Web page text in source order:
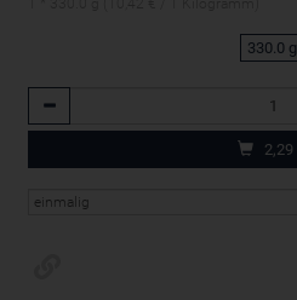
330.0 g
2,29